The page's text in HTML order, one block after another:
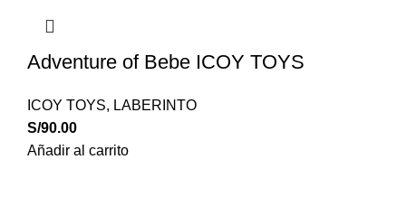
Adventure of Bebe ICOY TOYS
ICOY TOYS, LABERINTO
S/90.00
Añadir al carrito